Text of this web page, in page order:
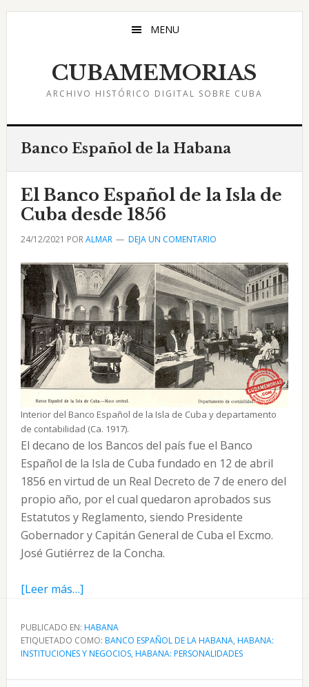
Saltar
Saltar
Saltar
MENU
CUBAMEMORIAS
ARCHIVO HISTÓRICO DIGITAL SOBRE CUBA
Banco Español de la Habana
El Banco Español de la Isla de
Cuba desde 1856
24/12/2021 PORALMAR DEJA UN COMENTARIO
Interior del Banco Español de la Isla de Cuba y departamento
de contabilidad (Ca. 1917).
El decano de los Bancos del país fue el Banco
Español de la Isla de Cuba fundado en 12 de abril
1856 en virtud de un Real Decreto de 7 de enero del
propio año, por el cual quedaron aprobados sus
Estatutos y Reglamento, siendo Presidente
Gobernador y Capitán General de Cuba el Excmo.
José Gutiérrez de la Concha.
[Leer más…]acerca
El
Banco
Español
de
PUBLICADO EN: HABANA
ETIQUETADO COMO: BANCO ESPAÑOL DE LA HABANA, HABANA:
INSTITUCIONES Y NEGOCIOS, HABANA: PERSONALIDADES